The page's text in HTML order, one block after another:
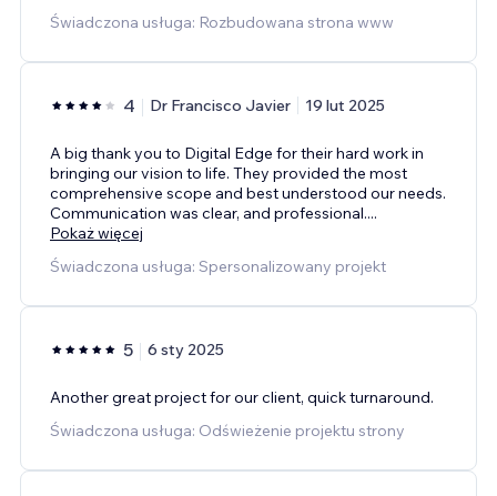
Świadczona usługa: Rozbudowana strona www
4 Dr Francisco Javier 19 lut 2025
A big thank you to Digital Edge for their hard work in
bringing our vision to life. They provided the most
comprehensive scope and best understood our needs.
Communication was clear, and professional....
Pokaż więcej
Świadczona usługa: Spersonalizowany projekt
5 6 sty 2025
Another great project for our client, quick turnaround.
Świadczona usługa: Odświeżenie projektu strony